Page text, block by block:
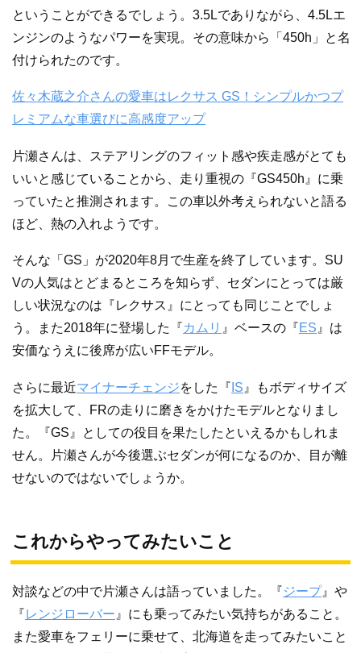
ということができるでしょう。3.5Lでありながら、4.5Lエ
ンジンのようなパワーを実現。その意味から「450h」と名
付けられたのです。
佐々木蔵之介さんの愛車はレクサス GS！シンプルかつプ
レミアムな車選びに高感度アップ
片瀬さんは、ステアリングのフィット感や疾走感がとても
いいと感じていることから、走り重視の『GS450h』に乗
っていたと推測されます。この車以外考えられないと語る
ほど、熱の入れようです。
そんな「GS」が2020年8月で生産を終了しています。SU
Vの人気はとどまるところを知らず、セダンにとっては厳
しい状況なのは『レクサス』にとっても同じことでしょ
う。また2018年に登場した『 カムリ 』ベースの『 ES』は
安価なうえに後席が広いFFモデル。
さらに最近マイナーチェンジをした『 IS 』もボディサイズ
を拡大して、FRの走りに磨きをかけたモデルとなりまし
た。『GS』としての役目を果たしたといえるかもしれま
せん。片瀬さんが今後選ぶセダンが何になるのか、目が離
せないのではないでしょうか。
これからやってみたいこと
対談などの中で片瀬さんは語っていました。『ジープ』や
『レンジローバー 』にも乗ってみたい気持ちがあること。
また愛車をフェリーに乗せて、北海道を走ってみたいこと